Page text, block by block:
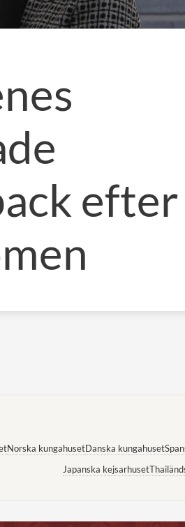
efter
Norska kungahusetDanska kungahuset
Japanska kejsarhuset